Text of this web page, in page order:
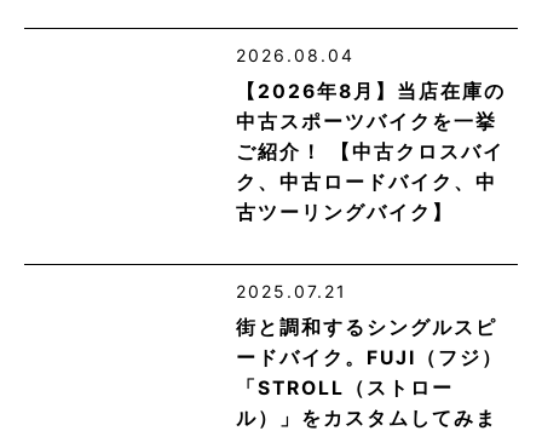
2026.08.04
【2026年8月】当店在庫の
中古スポーツバイクを一挙
ご紹介！ 【中古クロスバイ
ク、中古ロードバイク、中
古ツーリングバイク】
2025.07.21
街と調和するシングルスピ
ードバイク。FUJI（フジ）
「STROLL（ストロー
ル）」をカスタムしてみま